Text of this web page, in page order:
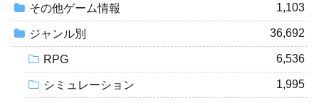
その他ゲーム情報 1,103
ジャンル別 36,692
RPG 6,536
シミュレーション 1,995